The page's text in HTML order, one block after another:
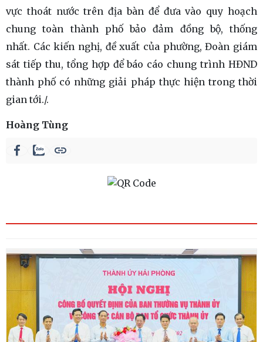
vực thoát nước trên địa bàn để đưa vào quy hoạch
chung toàn thành phố bảo đảm đồng bộ, thống
nhất. Các kiến nghị, đề xuất của phường, Đoàn giám
sát tiếp thu, tổng hợp để báo cáo chung trình HĐND
thành phố có những giải pháp thực hiện trong thời
gian tới./.
Hoàng Tùng